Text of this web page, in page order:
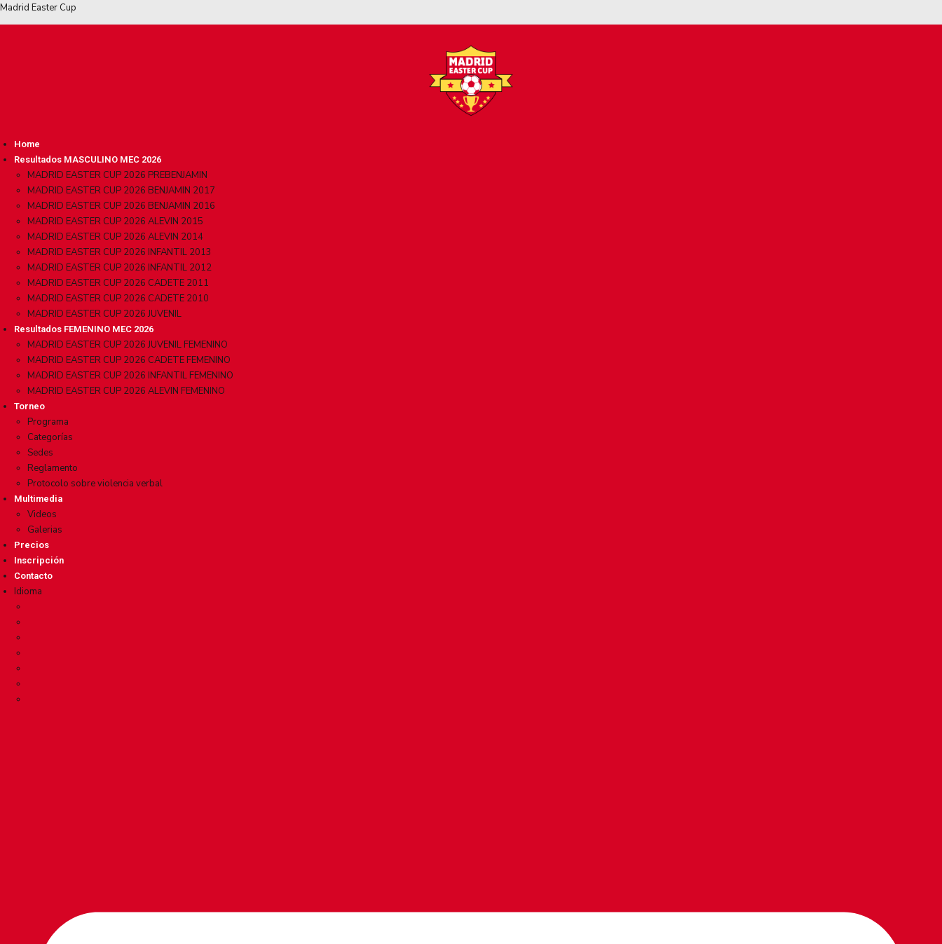
Madrid Easter Cup
Home
Resultados MASCULINO MEC 2026
MADRID EASTER CUP 2026 PREBENJAMIN
MADRID EASTER CUP 2026 BENJAMIN 2017
MADRID EASTER CUP 2026 BENJAMIN 2016
MADRID EASTER CUP 2026 ALEVIN 2015
MADRID EASTER CUP 2026 ALEVIN 2014
MADRID EASTER CUP 2026 INFANTIL 2013
MADRID EASTER CUP 2026 INFANTIL 2012
MADRID EASTER CUP 2026 CADETE 2011
MADRID EASTER CUP 2026 CADETE 2010
MADRID EASTER CUP 2026 JUVENIL
Resultados FEMENINO MEC 2026
MADRID EASTER CUP 2026 JUVENIL FEMENINO
MADRID EASTER CUP 2026 CADETE FEMENINO
MADRID EASTER CUP 2026 INFANTIL FEMENINO
MADRID EASTER CUP 2026 ALEVIN FEMENINO
Torneo
Programa
Categorías
Sedes
Reglamento
Protocolo sobre violencia verbal
Multimedia
Videos
Galerias
Precios
Inscripción
Contacto
Idioma